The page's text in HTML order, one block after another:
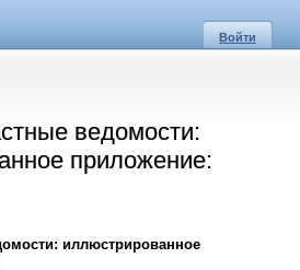
Войти
ведомости:
приложение:
иллюстрированное